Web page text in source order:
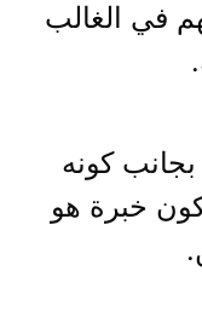
في الغالب
بجانب كونه
خبرة هو